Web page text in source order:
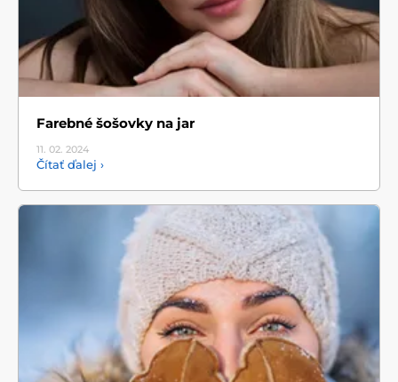
Farebné šošovky na jar
11. 02. 2024
Čítať ďalej ›